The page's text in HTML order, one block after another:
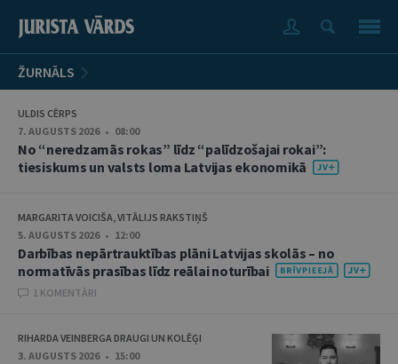
ŽURNĀLS
ULDIS CĒRPS
7. AUGUSTS 2026 • 08:00
No “neredzamās rokas” līdz “palīdzošajai rokai”:
tiesiskums un valsts loma Latvijas ekonomikā
MARGARITA VOICIŠA, VITĀLIJS RAKSTIŅŠ
5. AUGUSTS 2026 • 12:00
Darbības nepārtrauktības plāni Latvijas skolās – no
normatīvās prasības līdz reālai noturībai
1 KOMENTĀRI
RIHARDA VEINBERGA DRAUGI UN KOLĒĢI
3. AUGUSTS 2026 • 15:00